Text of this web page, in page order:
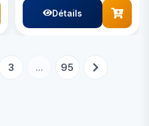
Détails
3 ... 95